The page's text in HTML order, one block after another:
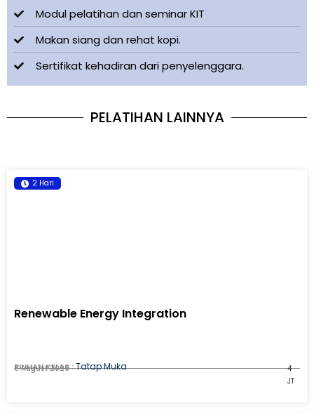
Modul pelatihan dan seminar KIT
Makan siang dan rehat kopi.
Sertifikat kehadiran dari penyelenggara.
PELATIHAN LAINNYA
2 Hari
Renewable Energy Integration
PILIHAN KELAS :Tatap Muka
8 August 2026
4
JT